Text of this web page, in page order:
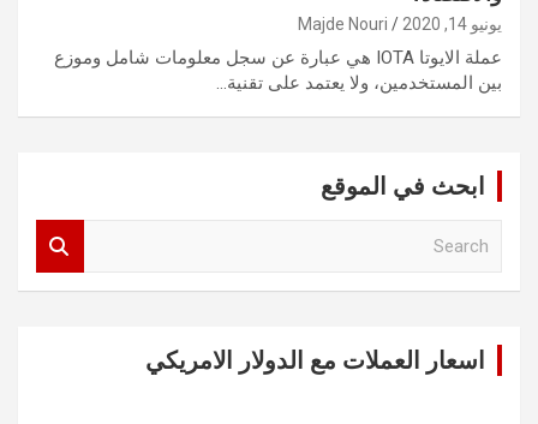
يونيو 14, 2020 Majde Nouri
عملة الايوتا IOTA هي عبارة عن سجل معلومات شامل وموزع
بين المستخدمين، ولا يعتمد على تقنية…
ابحث في الموقع
اسعار العملات مع الدولار الامريكي